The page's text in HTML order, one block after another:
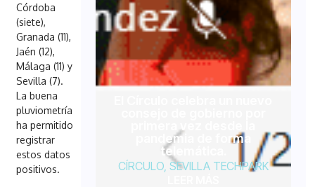
Córdoba
(siete),
Granada (11),
Jaén (12),
Málaga (11) y
Sevilla (7).
La buena
pluviometría
ha permitido
registrar
estos datos
positivos.
pandemia de forma
telemática.
CÍRCULO, SEVILLA TECHPARK